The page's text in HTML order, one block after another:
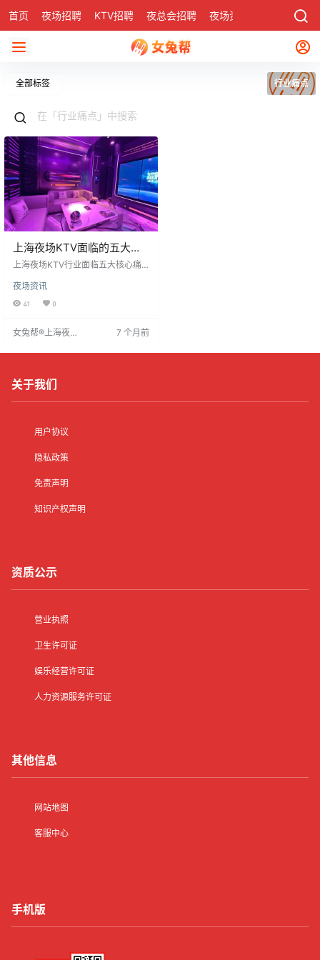
首页 夜场招聘 KTV招聘 夜总会招聘 夜场资讯 社区
全部标签 行业痛点
上海夜场KTV面临的五大核
心痛点
上海夜场KTV行业面临五大核心痛
费锐减，服务质量下滑，客户消费
理智苛刻，资源质量下降费用上
0至5000元降至两三千元。公款消
与服务质量下滑并存，客户要求增
量却下降
夜场资讯
41 0
女兔帮®上海夜场
7 个月前
关于我们
用户协议
隐私政策
免责声明
知识产权声明
资质公示
营业执照
卫生许可证
娱乐经营许可证
人力资源服务许可证
其他信息
网站地图
客服中心
手机版